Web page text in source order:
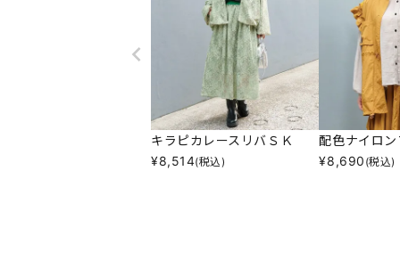
キラピカレースリバＳＫ
¥8,514(税込)
配色ナイロ
¥8,690 (税込)